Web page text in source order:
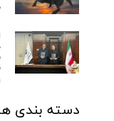
دسته بندی